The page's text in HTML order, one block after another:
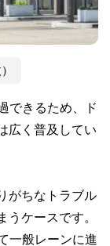
できるため、ド
広く普及してい
がちなトラブル
うケースです。
一般レーンに進